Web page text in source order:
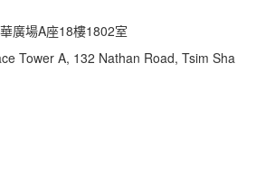
廣場A座18樓1802室
Tower A, 132 Nathan Road, Tsim Sha